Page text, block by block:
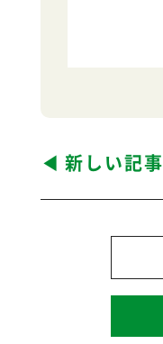
新しい記事